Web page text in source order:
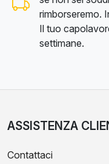
rimborseremo.
Il tuo
settimane.
ASSISTENZA
Contattaci